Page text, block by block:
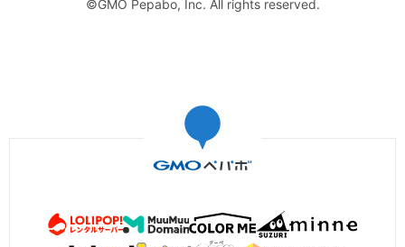
©GMO Pepabo, Inc. All rights reserved.